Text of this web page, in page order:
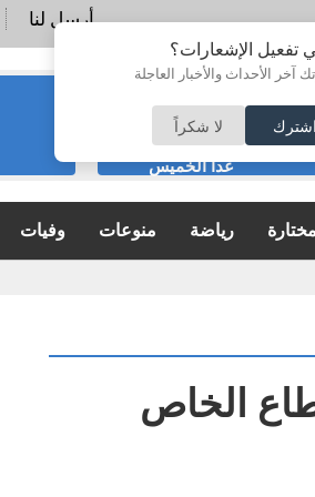
تفعيل الإشعارات؟
آخر الأحداث والأخبار العاجلة
اشترك لا شكراً
أرسل لنا
صحة انباء صدور
نتائج الثانوية العامة
غدا الخميس
رياضة منوعات وفيات
الخاص